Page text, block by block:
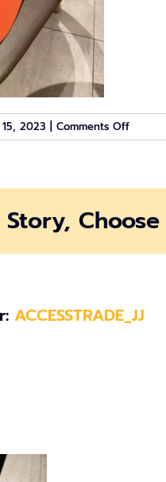
2023 Comments Offon
8
ACCESSTRADE_JJ